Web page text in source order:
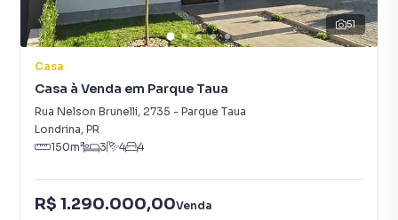
51
Casa
Casa à Venda em Parque Taua
Rua Nelson Brunelli, 2735 - Parque Taua
Londrina, PR
150m² 3 4 4
R$ 1.290.000,00Venda